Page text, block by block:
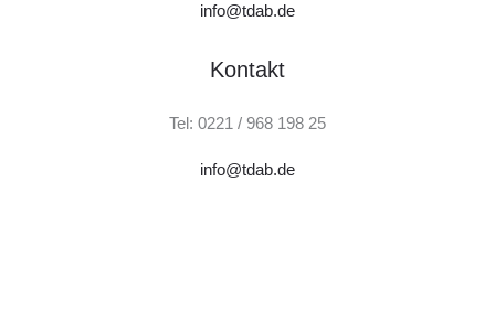
info@tdab.de
Kontakt
Tel: 0221 / 968 198 25
info@tdab.de